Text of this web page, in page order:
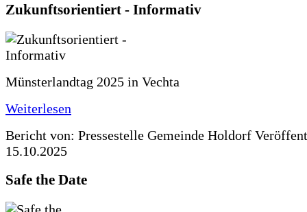
Zukunftsorientiert - Informativ
Münsterlandtag 2025 in Vechta
Weiterlesen
Bericht von: Pressestelle Gemeinde Holdorf
15.10.2025
Safe the Date